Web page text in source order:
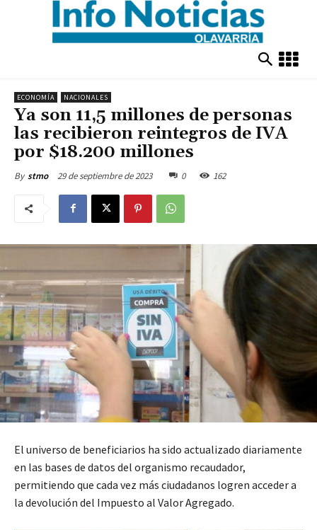
ECONOMÍA NACIONALES
Ya son 11,5 millones de personas
las recibieron reintegros de IVA
por $18.200 millones
By stmo 29 de septiembre de 2023 0 162
El universo de beneficiarios ha sido actualizado diariamente
en las bases de datos del organismo recaudador,
permitiendo que cada vez más ciudadanos logren acceder a
la devolución del Impuesto al Valor Agregado.